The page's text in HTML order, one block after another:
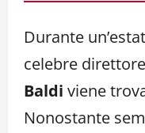
Durante
celebre
Baldi viene
Nonostante